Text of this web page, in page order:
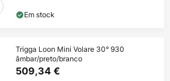
Em stock
Trigga Loon Mini Volare 30° 930
âmbar/preto/branco
509,34 €